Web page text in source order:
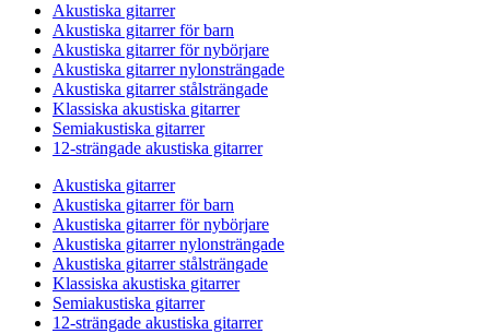
Akustiska gitarrer
Akustiska gitarrer för barn
Akustiska gitarrer för nybörjare
Akustiska gitarrer nylonsträngade
Akustiska gitarrer stålsträngade
Klassiska akustiska gitarrer
Semiakustiska gitarrer
12-strängade akustiska gitarrer
Akustiska gitarrer
Akustiska gitarrer för barn
Akustiska gitarrer för nybörjare
Akustiska gitarrer nylonsträngade
Akustiska gitarrer stålsträngade
Klassiska akustiska gitarrer
Semiakustiska gitarrer
12-strängade akustiska gitarrer